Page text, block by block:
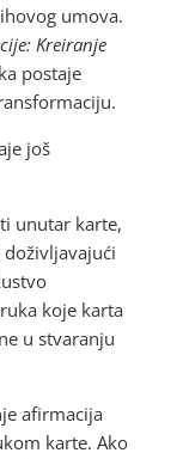
umova.
Kreiranje
postaje
još
unutar karte,
doživljavajući
koje karta
u stvaranju
afirmacija
karte. Ako